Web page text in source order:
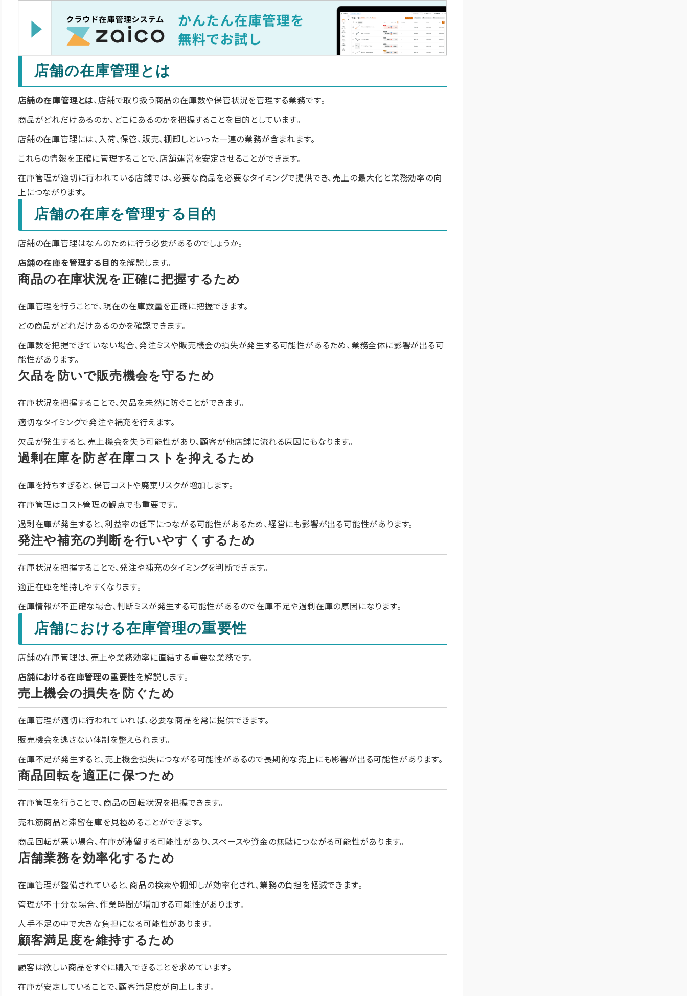
店舗の在庫管理とは
店舗の在庫管理とは、店舗で取り扱う商品の在庫数や保管状況を管理する業務です。
商品がどれだけあるのか、どこにあるのかを把握することを目的としています。
店舗の在庫管理には、入荷、保管、販売、棚卸しといった一連の業務が含まれます。
これらの情報を正確に管理することで、店舗運営を安定させることができます。
在庫管理が適切に行われている店舗では、必要な商品を必要なタイミングで提供でき、売上の最大化と業務効率の向
上につながります。
店舗の在庫を管理する目的
店舗の在庫管理はなんのために行う必要があるのでしょうか。
店舗の在庫を管理する目的を解説します。
商品の在庫状況を正確に把握するため
在庫管理を行うことで、現在の在庫数量を正確に把握できます。
どの商品がどれだけあるのかを確認できます。
在庫数を把握できていない場合、発注ミスや販売機会の損失が発生する可能性があるため、業務全体に影響が出る可
能性があります。
欠品を防いで販売機会を守るため
在庫状況を把握することで、欠品を未然に防ぐことができます。
適切なタイミングで発注や補充を行えます。
欠品が発生すると、売上機会を失う可能性があり、顧客が他店舗に流れる原因にもなります。
過剰在庫を防ぎ在庫コストを抑えるため
在庫を持ちすぎると、保管コストや廃棄リスクが増加します。
在庫管理はコスト管理の観点でも重要です。
過剰在庫が発生すると、利益率の低下につながる可能性があるため、経営にも影響が出る可能性があります。
発注や補充の判断を行いやすくするため
在庫状況を把握することで、発注や補充のタイミングを判断できます。
適正在庫を維持しやすくなります。
在庫情報が不正確な場合、判断ミスが発生する可能性があるので在庫不足や過剰在庫の原因になります。
店舗における在庫管理の重要性
店舗の在庫管理は、売上や業務効率に直結する重要な業務です。
店舗における在庫管理の重要性を解説します。
売上機会の損失を防ぐため
在庫管理が適切に行われていれば、必要な商品を常に提供できます。
販売機会を逃さない体制を整えられます。
在庫不足が発生すると、売上機会損失につながる可能性があるので長期的な売上にも影響が出る可能性があります。
商品回転を適正に保つため
在庫管理を行うことで、商品の回転状況を把握できます。
売れ筋商品と滞留在庫を見極めることができます。
商品回転が悪い場合、在庫が滞留する可能性があり、スペースや資金の無駄につながる可能性があります。
店舗業務を効率化するため
在庫管理が整備されていると、商品の検索や棚卸しが効率化され、業務の負担を軽減できます。
管理が不十分な場合、作業時間が増加する可能性があります。
人手不足の中で大きな負担になる可能性があります。
顧客満足度を維持するため
顧客は欲しい商品をすぐに購入できることを求めています。
在庫が安定していることで、顧客満足度が向上します。